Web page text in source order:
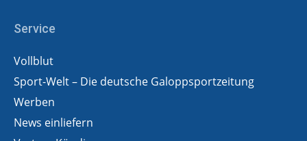
Service
Vollblut
Sport-Welt – Die deutsche Galoppsportzeitung
Werben
News einliefern